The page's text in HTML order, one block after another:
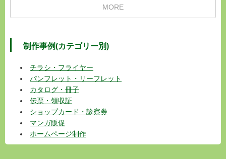
MORE
制作事例(カテゴリー別)
チラシ・フライヤー
パンフレット・リーフレット
カタログ・冊子
伝票・領収証
ショップカード・診察券
マンガ販促
ホームページ制作